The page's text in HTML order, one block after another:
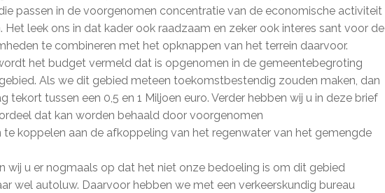
passen in de voorgenomen concentratie van de economische activiteit
Het leek ons in dat kader ook raadzaam en zeker ook interes­ sant voor de
te combineren met het opknappen van het terrein daarvoor.
het budget vermeld dat is opgenomen in de gemeentebegroting
Als we dit gebied meteen toekomstbestendig zouden maken, dan
tekort tussen een 0,5 en 1 Miljoen euro. Verder hebben wij u in deze brief
dat kan worden behaald door voorgenomen
koppelen aan de afkoppeling van het regenwater van het gemengde
wij u er nogmaals op dat het niet onze bedoeling is om dit gebied
wel autoluw. Daarvoor hebben we met een verkeerskundig bureau